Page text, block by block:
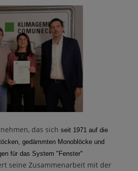
das sich seit 1971 auf die
gedämmten Monoblöcke und
für das System "Fenster"
seine Zusammenarbeit mit der